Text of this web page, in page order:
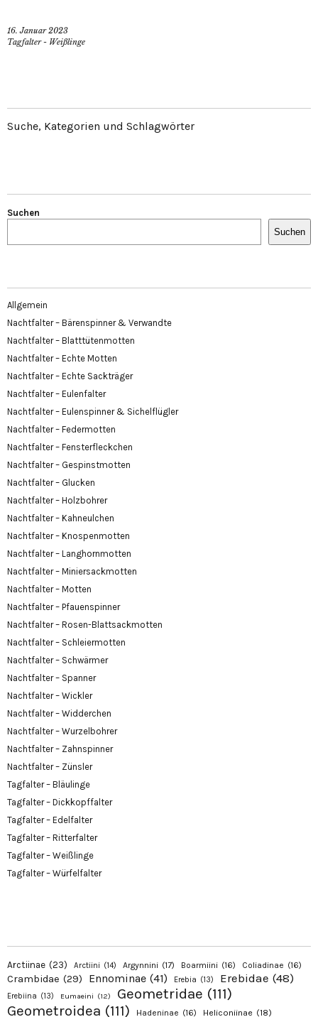
16. Januar 2023
Tagfalter - Weißlinge
Suche, Kategorien und Schlagwörter
Suchen
Suchen
Allgemein
Nachtfalter – Bärenspinner & Verwandte
Nachtfalter – Blatttütenmotten
Nachtfalter – Echte Motten
Nachtfalter – Echte Sackträger
Nachtfalter – Eulenfalter
Nachtfalter – Eulenspinner & Sichelflügler
Nachtfalter – Federmotten
Nachtfalter – Fensterfleckchen
Nachtfalter – Gespinstmotten
Nachtfalter – Glucken
Nachtfalter – Holzbohrer
Nachtfalter – Kahneulchen
Nachtfalter – Knospenmotten
Nachtfalter – Langhornmotten
Nachtfalter – Miniersackmotten
Nachtfalter – Motten
Nachtfalter – Pfauenspinner
Nachtfalter – Rosen-Blattsackmotten
Nachtfalter – Schleiermotten
Nachtfalter – Schwärmer
Nachtfalter – Spanner
Nachtfalter – Wickler
Nachtfalter – Widderchen
Nachtfalter – Wurzelbohrer
Nachtfalter – Zahnspinner
Nachtfalter – Zünsler
Tagfalter – Bläulinge
Tagfalter – Dickkopffalter
Tagfalter – Edelfalter
Tagfalter – Ritterfalter
Tagfalter – Weißlinge
Tagfalter – Würfelfalter
Arctiinae (23) Arctiini (14) Argynnini (17) Boarmiini (16) Coliadinae (16)
Crambidae (29) Ennominae (41) Erebia (13) Erebidae (48)
Erebiina (13) Eumaeini (12) Geometridae (111)
Geometroidea (111) Hadeninae (16) Heliconiinae (18)